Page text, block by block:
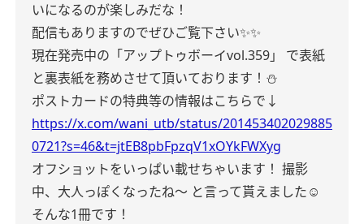
いになるのが楽しみだな！
配信もありますのでぜひご覧下さい✨️✨️
現在発売中の「アップトゥボーイvol.359」
で表紙
と裏表紙を務めさせて頂いております！⛄️
ポストカードの特典等の情報はこちらで↓
https://x.com/wani_utb/status/201453402029885
0721?s=46&t=jtEB8pbFpzqV1xOYkFWXyg
オフショットをいっぱい載せちゃいます！ 撮影
中、大人っぽくなったね〜 と言って貰えました☺️
そんな1冊です！